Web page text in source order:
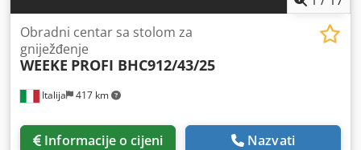
Italija 417 km
Obradni centar sa stolom za
gniježđenje
WEEKE PROFI BHC912/43/25
Informacije o cijeni Nazvati